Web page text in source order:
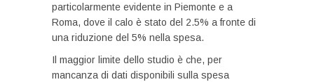
particolarmente evidente in Piemonte e a
Roma, dove il calo è stato del 2.5% a fronte di
una riduzione del 5% nella spesa.
Il maggior limite dello studio è che, per
mancanza di dati disponibili sulla spesa